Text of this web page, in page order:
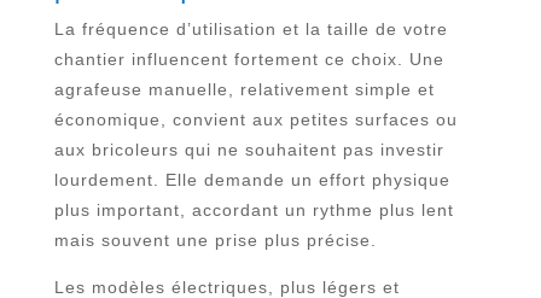
La fréquence d’utilisation et la taille de votre
chantier influencent fortement ce choix. Une
agrafeuse manuelle, relativement simple et
économique, convient aux petites surfaces ou
aux bricoleurs qui ne souhaitent pas investir
lourdement. Elle demande un effort physique
plus important, accordant un rythme plus lent
mais souvent une prise plus précise.
Les modèles électriques, plus légers et